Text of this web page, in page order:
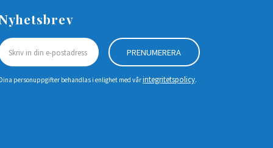
PRENUMERERA
Dina personuppgifter behandlas i enlighet med vårintegritetspolicy.